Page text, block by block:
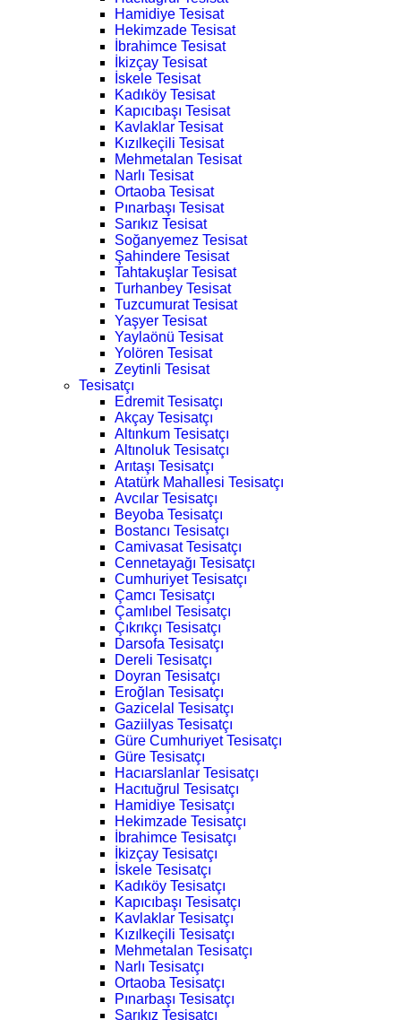
Hamidiye Tesisat
Hekimzade Tesisat
İbrahimce Tesisat
İkizçay Tesisat
İskele Tesisat
Kadıköy Tesisat
Kapıcıbaşı Tesisat
Kavlaklar Tesisat
Kızılkeçili Tesisat
Mehmetalan Tesisat
Narlı Tesisat
Ortaoba Tesisat
Pınarbaşı Tesisat
Sarıkız Tesisat
Soğanyemez Tesisat
Şahindere Tesisat
Tahtakuşlar Tesisat
Turhanbey Tesisat
Tuzcumurat Tesisat
Yaşyer Tesisat
Yaylaönü Tesisat
Yolören Tesisat
Zeytinli Tesisat
Tesisatçı
Edremit Tesisatçı
Akçay Tesisatçı
Altınkum Tesisatçı
Altınoluk Tesisatçı
Arıtaşı Tesisatçı
Atatürk Mahallesi Tesisatçı
Avcılar Tesisatçı
Beyoba Tesisatçı
Bostancı Tesisatçı
Camivasat Tesisatçı
Cennetayağı Tesisatçı
Cumhuriyet Tesisatçı
Çamcı Tesisatçı
Çamlıbel Tesisatçı
Çıkrıkçı Tesisatçı
Darsofa Tesisatçı
Dereli Tesisatçı
Doyran Tesisatçı
Eroğlan Tesisatçı
Gazicelal Tesisatçı
Gaziilyas Tesisatçı
Güre Cumhuriyet Tesisatçı
Güre Tesisatçı
Hacıarslanlar Tesisatçı
Hacıtuğrul Tesisatçı
Hamidiye Tesisatçı
Hekimzade Tesisatçı
İbrahimce Tesisatçı
İkizçay Tesisatçı
İskele Tesisatçı
Kadıköy Tesisatçı
Kapıcıbaşı Tesisatçı
Kavlaklar Tesisatçı
Kızılkeçili Tesisatçı
Mehmetalan Tesisatçı
Narlı Tesisatçı
Ortaoba Tesisatçı
Pınarbaşı Tesisatçı
Sarıkız Tesisatçı